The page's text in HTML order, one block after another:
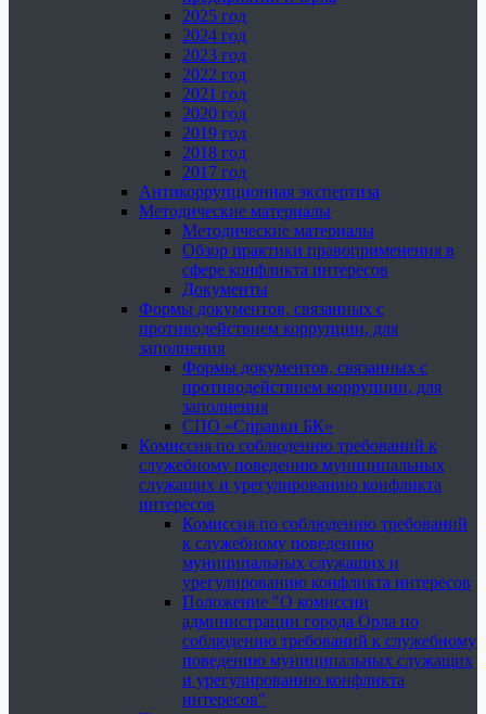
2025 год
2024 год
2023 год
2022 год
2021 год
2020 год
2019 год
2018 год
2017 год
Антикоррупционная экспертиза
Методические материалы
Методические материалы
Обзор практики правоприменения в
сфере конфликта интересов
Документы
Формы документов, связанных с
противодействием коррупции, для
заполнения
Формы документов, связанных с
противодействием коррупции, для
заполнения
СПО «Справки БК»
Комиссия по соблюдению требований к
служебному поведению муниципальных
служащих и урегулированию конфликта
интересов
Комиссия по соблюдению требований
к служебному поведению
муниципальных служащих и
урегулированию конфликта интересов
Положение "О комиссии
администрации города Орла по
соблюдению требований к служебному
поведению муниципальных служащих
и урегулированию конфликта
интересов"